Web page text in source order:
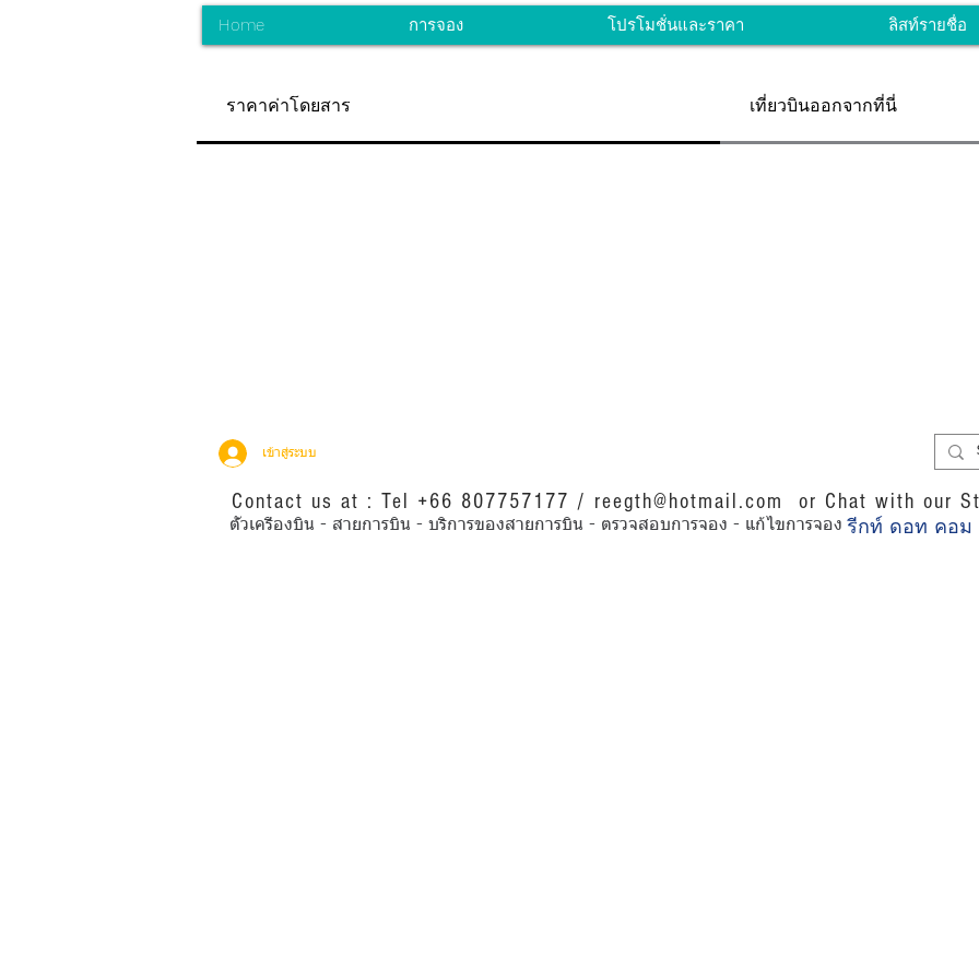
Home การจอง โปรโมชั่นและราคา ลิสท์รายชื่อ
ราคาค่าโดยสาร เที่ยวบินออกจากที่นี่
เข้าสู่ระบบ
Contact us at : Tel +66 807757177 / reegth@hotmail.com or Chat with our
ตั๋วเครื่องบิน - สายการบิน - บริการของสายการบิน - ตรวจสอบการจอง - แก้ไขการจอง รีกท์ ดอท คอม